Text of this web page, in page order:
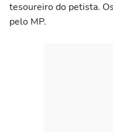
tesoureiro do petista.
pelo MP.